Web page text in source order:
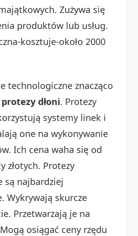
Zużywa się
produktów lub usług.
kosztuje-około 2000
technologiczne znacząco
dłoni. Protezy
systemy linek i
one na wykonywanie
Ich cena waha się od
złotych. Protezy
są najbardziej
Wykrywają skurcze
Przetwarzają je na
osiągać ceny rzędu